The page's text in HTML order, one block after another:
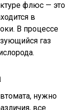
флюс — это
в
В процессе
газ
нужно
все